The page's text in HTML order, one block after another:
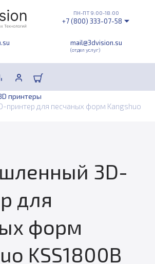
mail@3dvision.su
(отдел услуг)
ПН-ПТ 9:00-18:00
+7 (800) 333-07-58
принтеры
принтер для песчаных форм Kangshuo
3D-
для
форм
KSS1800B